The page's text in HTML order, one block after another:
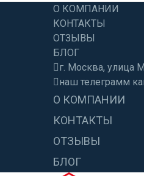
О КОМПАНИИ
КОНТАКТЫ
ОТЗЫВЫ
БЛОГ
г. Москва, улица
наш телеграмм
О КОМПАНИИ
КОНТАКТЫ
ОТЗЫВЫ
БЛОГ